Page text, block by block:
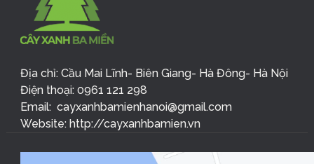
Địa chỉ: Cầu Mai Lĩnh- Biên Giang- Hà Đông- Hà Nội
Điện thoại: 0961 121 298
Email: cayxanhbamienhanoi@gmail.com
Website: http://cayxanhbamien.vn